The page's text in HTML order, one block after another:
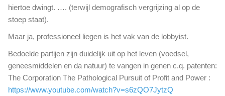
hiertoe dwingt. …. (terwijl demografisch vergrijzing al op de
stoep staat).
Maar ja, professioneel liegen is het vak van de lobbyist.
Bedoelde partijen zijn duidelijk uit op het leven (voedsel,
geneesmiddelen en da natuur) te vangen in genen c.q. patenten:
The Corporation The Pathological Pursuit of Profit and Power :
https://www.youtube.com/watch?v=s6zQO7JytzQ